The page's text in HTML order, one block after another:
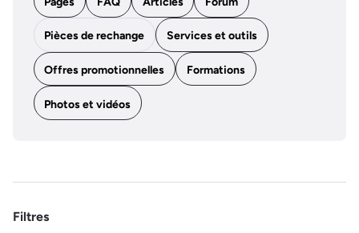
Pièces de rechange Services et outils
Offres promotionnelles Formations
Photos et vidéos
Filtres